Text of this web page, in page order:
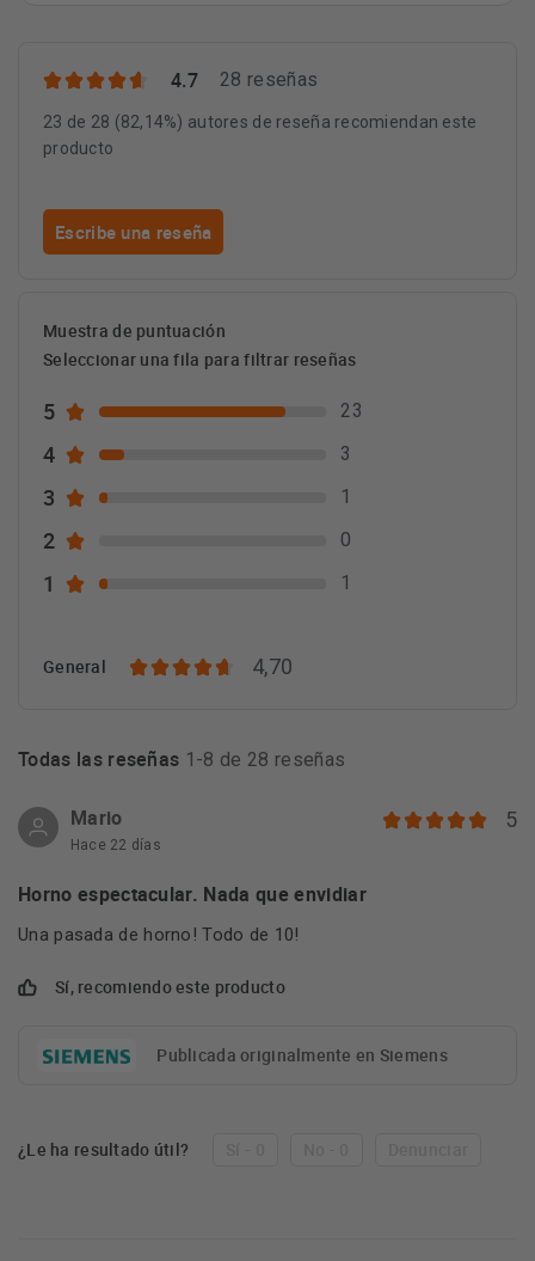
4.7 28 reseñas
23 de 28 (82,14%) autores de reseña recomiendan este
producto
Escribe una reseña
Muestra de puntuación
Seleccionar una fila para filtrar reseñas
5 23
4 3
3 1
2 0
1 1
General 4,70
Todas las reseñas 1-8 de 28 reseñas
Mario
Hace 22 días
5
Horno espectacular. Nada que envidiar
Una pasada de horno! Todo de 10!
Sí, recomiendo este producto
Publicada originalmente en Siemens
¿Le ha resultado útil?